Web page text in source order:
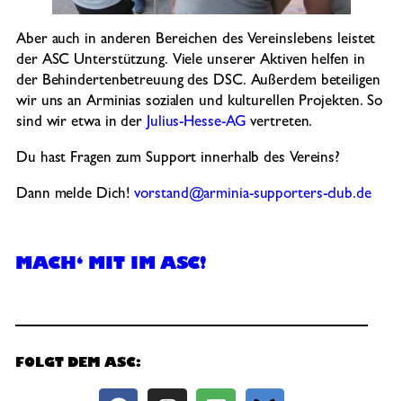
Aber auch in anderen Bereichen des Vereinslebens leistet
der ASC Unterstützung. Viele unserer Aktiven helfen in
der Behindertenbetreuung des DSC. Außerdem beteiligen
wir uns an Arminias sozialen und kulturellen Projekten. So
sind wir etwa in der Julius-Hesse-AG vertreten.
Du hast Fragen zum Support innerhalb des Vereins?
Dann melde Dich!vorstand@arminia-supporters-club.de
MACH‘ MIT IM ASC!
FOLGT DEM ASC: